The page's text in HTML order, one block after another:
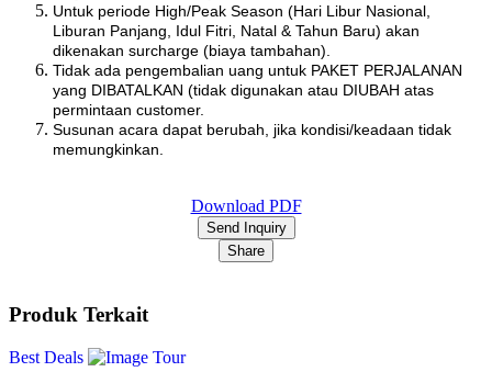
Untuk periode High/Peak Season (Hari Libur Nasional,
Liburan Panjang, Idul Fitri, Natal & Tahun Baru) akan
dikenakan surcharge (biaya tambahan).
Tidak ada pengembalian uang untuk PAKET PERJALANAN
yang DIBATALKAN (tidak digunakan atau DIUBAH atas
permintaan customer.
Susunan acara dapat berubah, jika kondisi/keadaan tidak
memungkinkan.
Download PDF
Send Inquiry
Share
Produk Terkait
Best Deals